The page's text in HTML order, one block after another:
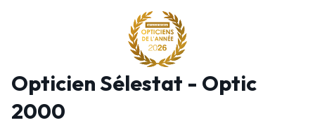
Opticien Sélestat - Optic
2000